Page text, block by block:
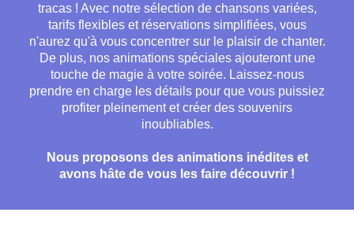
tracas ! Avec notre sélection de chansons variées,
tarifs flexibles et réservations simplifiées, vous
n'aurez qu'à vous concentrer sur le plaisir de chanter.
De plus, nos animations spéciales ajouteront une
touche de magie à votre soirée. Laissez-nous
prendre en charge les détails pour que vous puissiez
profiter pleinement et créer des souvenirs
inoubliables.
Nous proposons des animations inédites et
avons hâte de vous les faire découvrir !